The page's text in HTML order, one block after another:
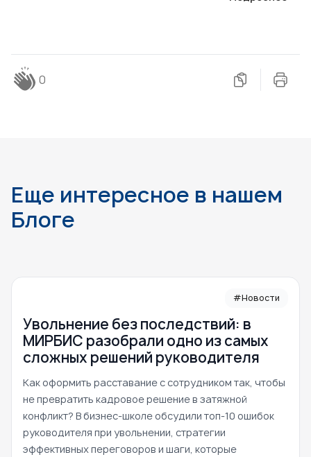
0
Еще интересное в нашем
Блоге
#Новости
Увольнение без последствий: в
МИРБИС разобрали одно из самых
сложных решений руководителя
Как оформить расставание с сотрудником так, чтобы
не превратить кадровое решение в затяжной
конфликт? В бизнес-школе обсудили топ-10 ошибок
руководителя при увольнении, стратегии
эффективных переговоров и шаги, которые